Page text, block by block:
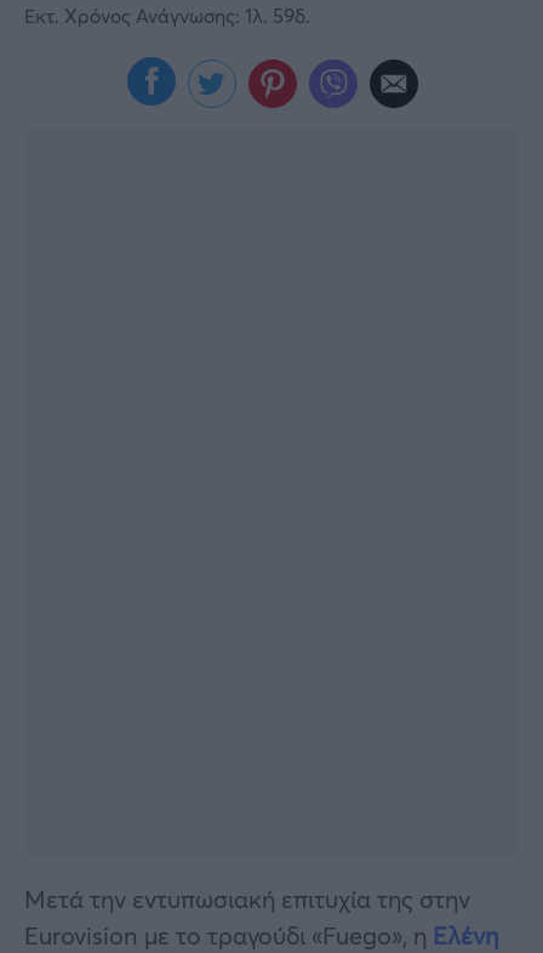
Εκτ. Χρόνος Ανάγνωσης: 1λ. 59δ.
Μετά την εντυπωσιακή επιτυχία της στην
Eurovision με το τραγούδι «Fuego», η Ελένη